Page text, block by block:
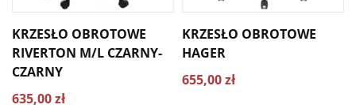
KRZESŁO OBROTOWE
RIVERTON M/L CZARNY-
CZARNY
635,00 zł
KRZESŁO OBROTOWE
HAGER
655,00 zł